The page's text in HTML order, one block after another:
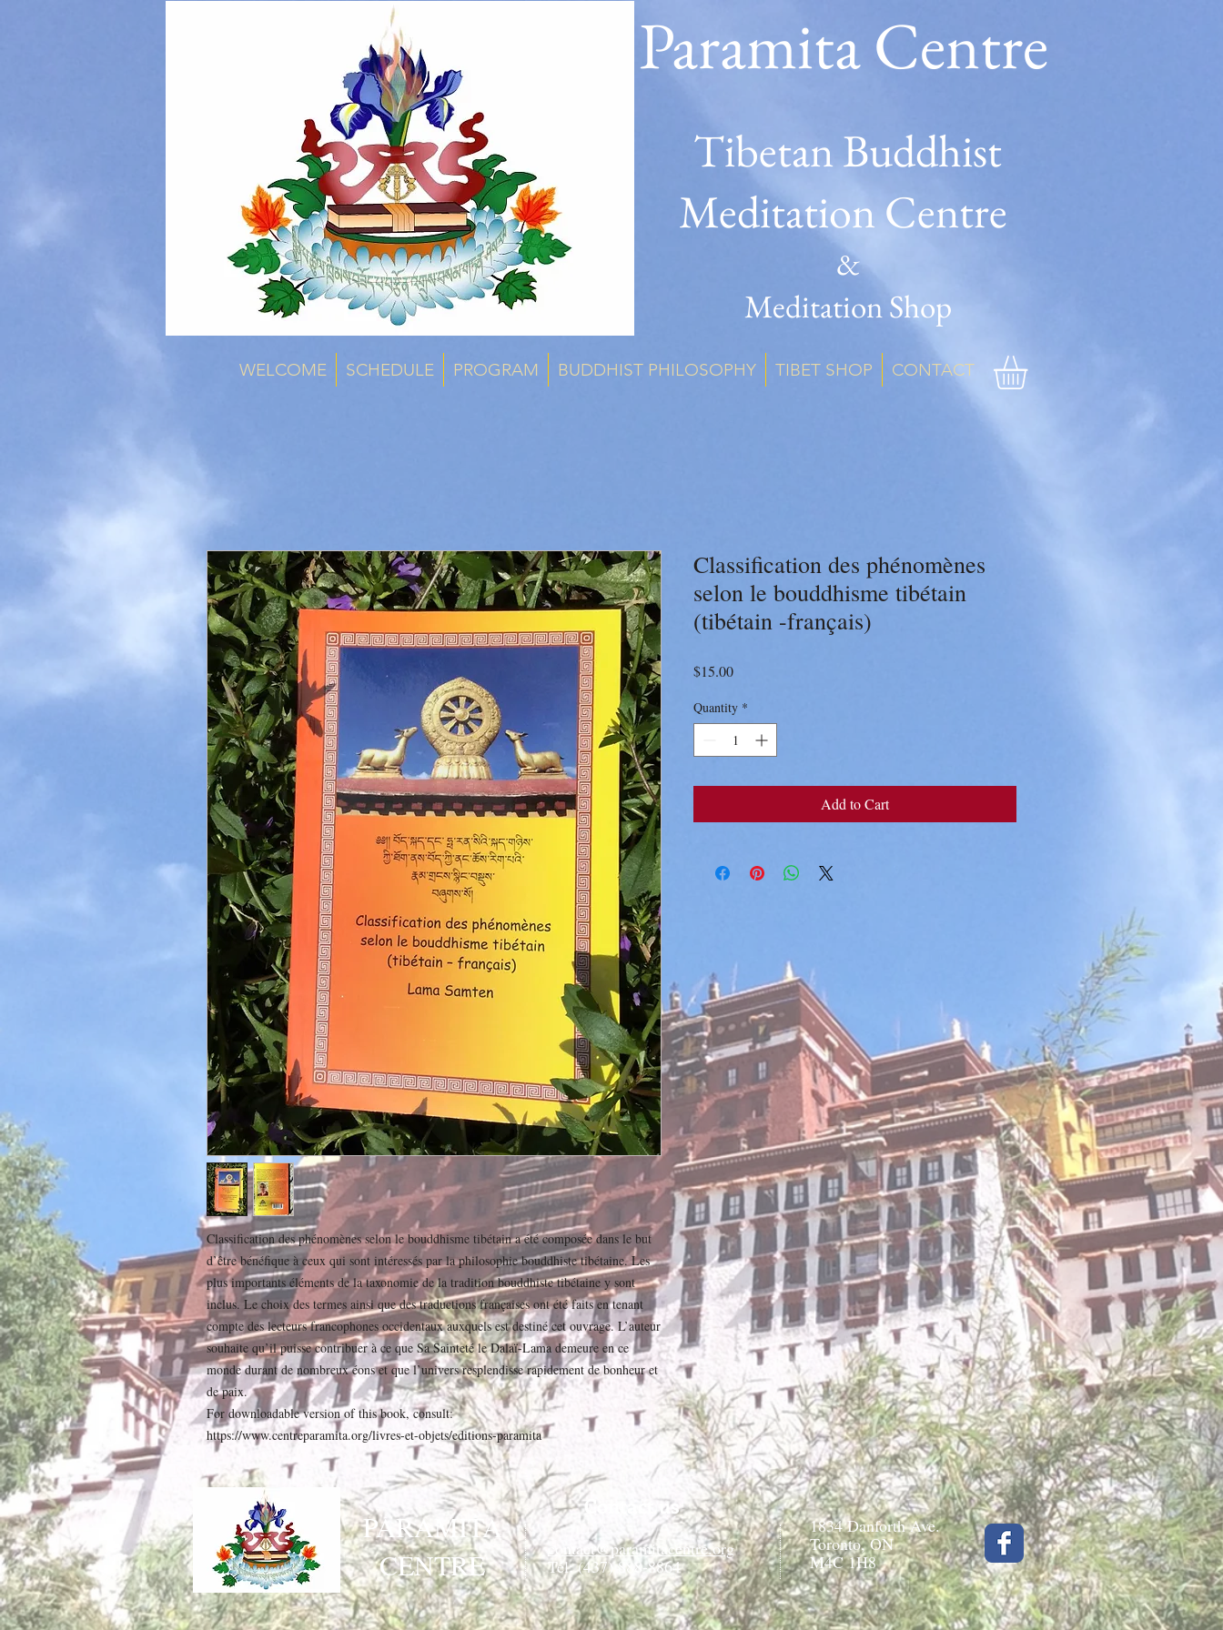
Paramita Centre
Tibetan Buddhist
Meditation Centre
&
Meditation Shop
WELCOME SCHEDULE PROGRAM BUDDHIST PHILOSOPHY TIBET SHOP CONTACT
Classification des phénomènes selon le bouddhisme tibétain a été composée dans le but
d’être bénéfique à ceux qui sont intéressés par la philosophie bouddhiste tibétaine. Les
plus importants éléments de la taxonomie de la tradition bouddhiste tibétaine y sont
inclus. Le choix des termes ainsi que des traductions françaises ont été faits en tenant
compte des lecteurs francophones occidentaux auxquels est destiné cet ouvrage. L’auteur
souhaite qu’il puisse contribuer à ce que Sa Sainteté le Dalaï-Lama demeure en ce
monde durant de nombreux éons et que l’univers resplendisse rapidement de bonheur et
de paix.
For downloadable version of this book, consult:
https://www.centreparamita.org/livres-et-objets/editions-paramita
Classification des phénomènes
selon le bouddhisme tibétain
(tibétain -français)
$15.00Price
Quantity *
Add to Cart
PARAMITA
CENTRE
Contact us
contact@paramitacentre.org
Tél: (437) 888-8864
1834 Danforth Ave.
Toronto, ON
M4C 1H8